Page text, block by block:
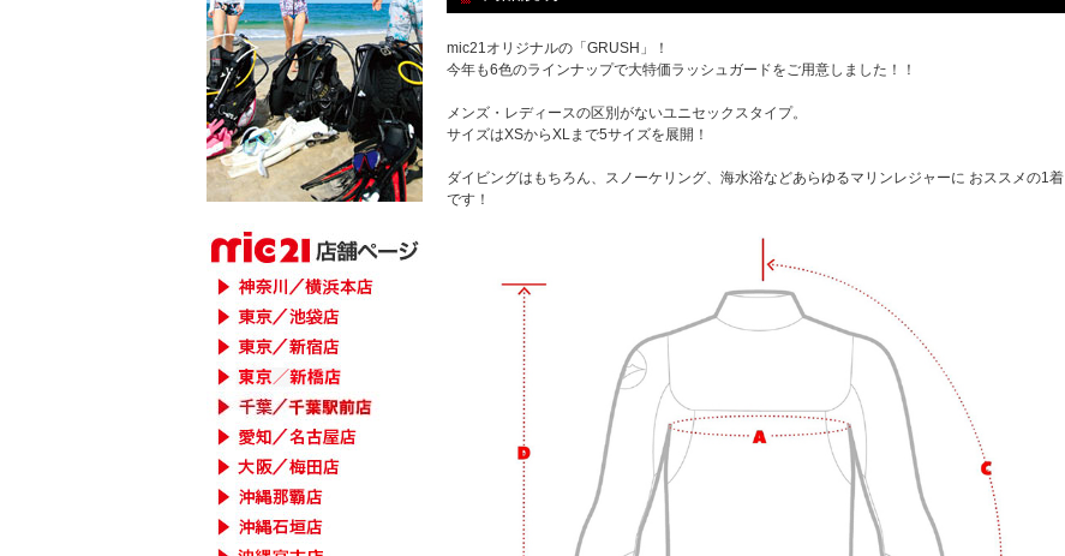
mic21オリジナルの「GRUSH」！
今年も6色のラインナップで大特価ラッシュガードをご用意しました！！
メンズ・レディースの区別がないユニセックスタイプ。
サイズはXSからXLまで5サイズを展開！
ダイビングはもちろん、スノーケリング、海水浴などあらゆるマリンレジャーに おススメの1着
です！